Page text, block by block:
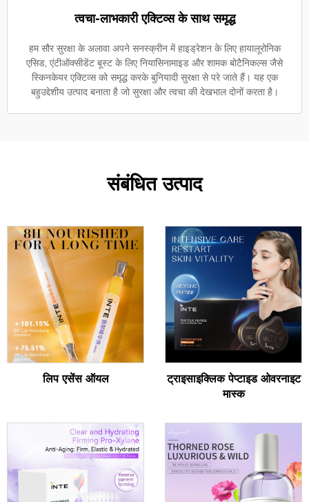
त्वचा-लाभकारी एक्टिव्स के साथ समृद्ध
हम सौर सुरक्षा के अलावा अपने सनस्क्रीन में हाइड्रेशन के लिए हायालूरोनिक
एसिड, एंटीऑक्सीडेंट बूस्ट के लिए नियासिनामाइड और शामक बोटैनिकल्स जैसे
स्किनकेयर एक्टिव्स को समृद्ध करके बुनियादी सुरक्षा से परे जाते हैं। यह एक
बहुउद्देशीय उत्पाद बनाता है जो सुरक्षा और त्वचा की देखभाल दोनों करता है।
संबंधित उत्पाद
लिप एसेंस ऑयल
ट्राइसाइक्लिक पेप्टाइड ओवरनाइट
मास्क